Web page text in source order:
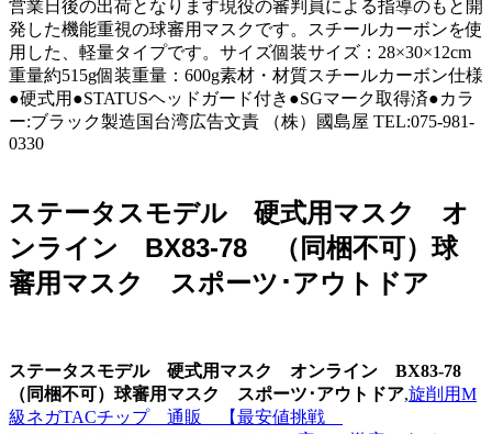
営業日後の出荷となります現役の審判員による指導のもと開
発した機能重視の球審用マスクです。スチールカーボンを使
用した、軽量タイプです。サイズ個装サイズ：28×30×12cm
重量約515g個装重量：600g素材・材質スチールカーボン仕様
●硬式用●STATUSヘッドガード付き●SGマーク取得済●カラ
ー:ブラック製造国台湾広告文責 （株）國島屋 TEL:075-981-
0330
ステータスモデル 硬式用マスク オ
ンライン BX83-78 （同梱不可）球
審用マスク スポーツ･アウトドア
ステータスモデル 硬式用マスク オンライン BX83-78
（同梱不可）球審用マスク スポーツ･アウトドア,旋削用M
級ネガTACチップ 通販 【最安値挑戦